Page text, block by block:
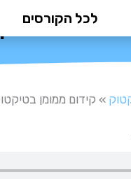
לכל הקורסים
» קידום ממומן